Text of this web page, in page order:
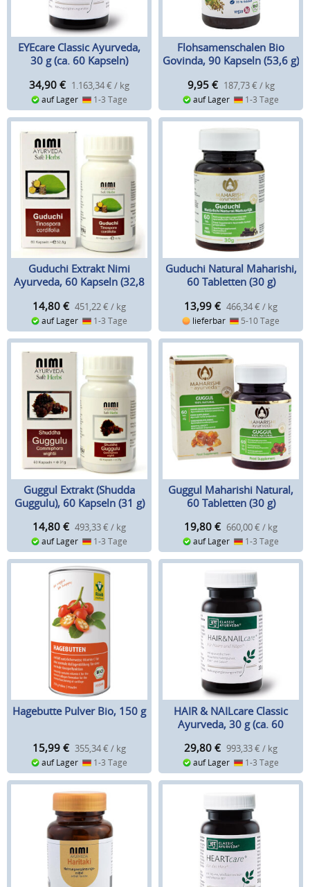
EYEcare Classic Ayurveda,
30 g (ca. 60 Kapseln)
34,90 € 1.163,34 € / kg
auf Lager 1-3 Tage
Flohsamenschalen Bio
Govinda, 90 Kapseln (53,6 g)
9,95 € 187,73 € / kg
auf Lager 1-3 Tage
Guduchi Extrakt Nimi
Ayurveda, 60 Kapseln (32,8
14,80 € 451,22 € / kg
auf Lager 1-3 Tage
Guduchi Natural Maharishi,
60 Tabletten (30 g)
13,99 € 466,34 € / kg
lieferbar 5-10 Tage
Guggul Extrakt (Shudda
Guggulu), 60 Kapseln (31 g)
14,80 € 493,33 € / kg
auf Lager 1-3 Tage
Guggul Maharishi Natural,
60 Tabletten (30 g)
19,80 € 660,00 € / kg
auf Lager 1-3 Tage
Hagebutte Pulver Bio, 150 g
15,99 € 355,34 € / kg
auf Lager 1-3 Tage
HAIR & NAILcare Classic
Ayurveda, 30 g (ca. 60
29,80 € 993,33 € / kg
auf Lager 1-3 Tage